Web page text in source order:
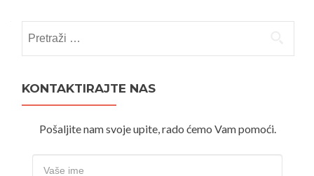
KONTAKTIRAJTE NAS
Pošaljite nam svoje upite, rado ćemo Vam pomoći.